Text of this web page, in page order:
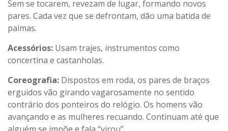
Sem se tocarem, revezam de lugar, formando novos
pares. Cada vez que se defrontam, dão uma batida de
palmas.
Acessórios: Usam trajes, instrumentos como
concertina e castanholas.
Coreografia: Dispostos em roda, os pares de braços
erguidos vão girando vagarosamente no sentido
contrário dos ponteiros do relógio. Os homens vão
avançando e as mulheres recuando. Continuam até que